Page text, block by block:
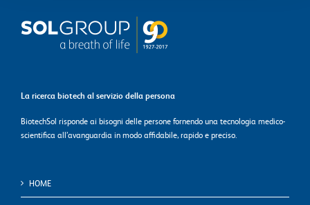
La ricerca biotech al servizio della persona
BiotechSol risponde ai bisogni delle persone fornendo una tecnologia medico-
scientifica all’avanguardia in modo affidabile, rapido e preciso.
HOME